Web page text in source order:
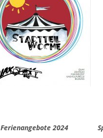
Ferienangebote 2024